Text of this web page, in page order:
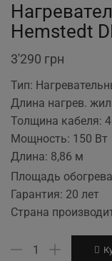
Hemstedt
3'290 грн
Тип:
Длина нагрев.
Толщина кабеля:
Мощность: 150 Вт
Длина: 8,86 м
Площадь
Гарантия: 20 лет
Страна
Количество